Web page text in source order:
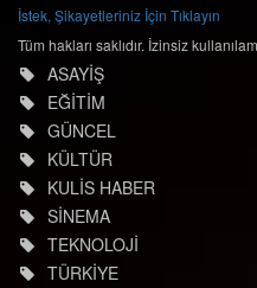
İstek, Şikayetleriniz İçin Tıklayın
Tüm hakları saklıdır. İzinsiz
ASAYİŞ
EĞİTİM
GÜNCEL
KÜLTÜR
KULİS HABER
SİNEMA
TEKNOLOJİ
TÜRKİYE